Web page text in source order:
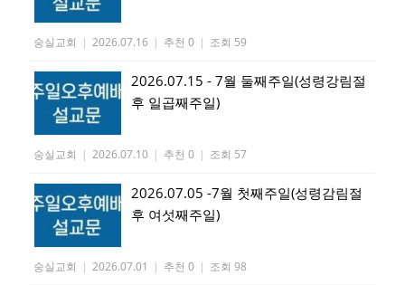
숭실교회 | 2026.07.16 | 추천 0 | 조회 59
2026.07.15 - 7월 둘째주일(성령강림절
후 일곱째주일)
숭실교회 | 2026.07.10 | 추천 0 | 조회 57
2026.07.05 -7월 첫째주일(성령감림절
후 여섯째주일)
숭실교회 | 2026.07.01 | 추천 0 | 조회 98